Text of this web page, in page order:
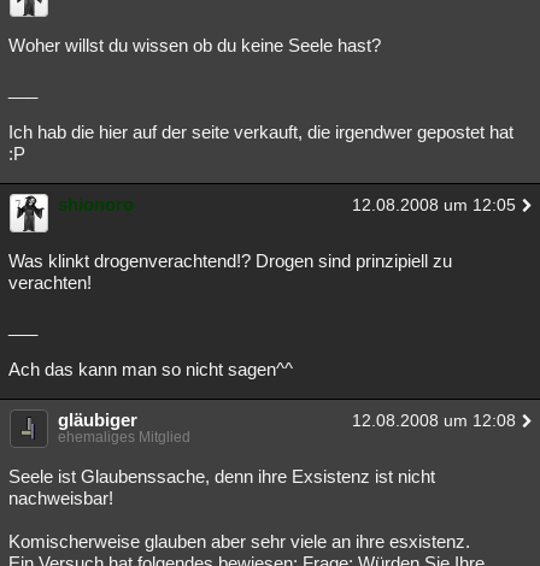
Woher willst du wissen ob du keine Seele hast?
Ich hab die hier auf der seite verkauft, die irgendwer gepostet hat
:P
shionoro 12.08.2008 um 12:05
Was klinkt drogenverachtend!? Drogen sind prinzipiell zu
verachten!
Ach das kann man so nicht sagen^^
gläubiger 12.08.2008 um 12:08
ehemaliges Mitglied
Seele ist Glaubenssache, denn ihre Exsistenz ist nicht
nachweisbar!
Komischerweise glauben aber sehr viele an ihre esxistenz.